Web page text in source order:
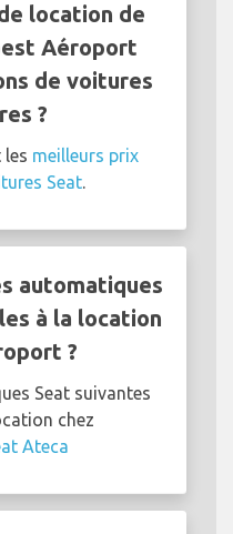
location de
Aéroport
de voitures
?
les meilleurs prix
Seat.
automatiques
à la location
?
Seat suivantes
chez
Ateca